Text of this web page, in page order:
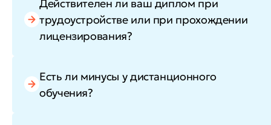
Действителен ли ваш диплом при
трудоустройстве или при прохождении
лицензирования?
Есть ли минусы у дистанционного
обучения?